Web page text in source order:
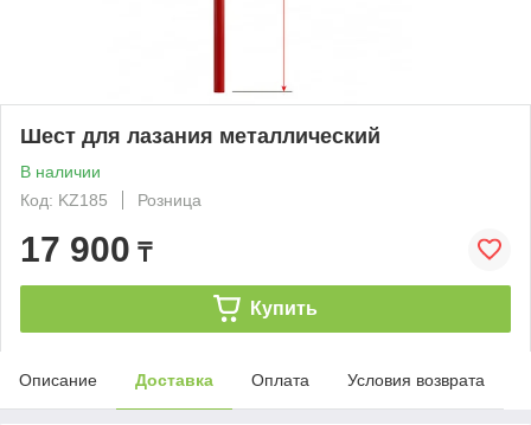
Шест для лазания металлический
В наличии
Код: KZ185
Розница
17 900 ₸
Купить
Описание Доставка Оплата Условия возврата